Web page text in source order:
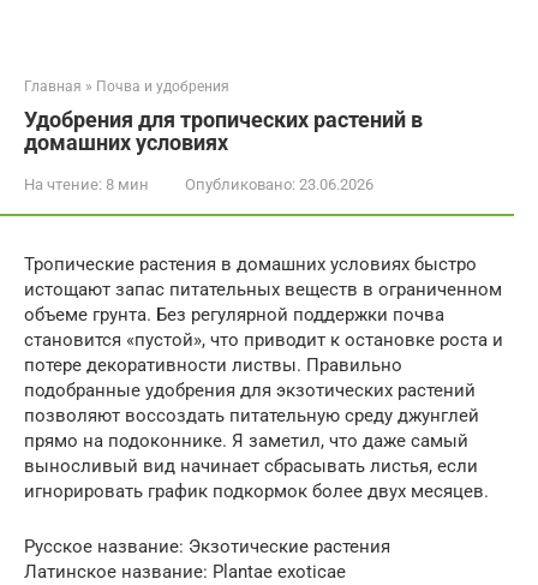
Главная » Почва и удобрения
Удобрения для тропических растений в
домашних условиях
На чтение: 8 мин Опубликовано: 23.06.2026
Тропические растения в домашних условиях быстро
истощают запас питательных веществ в ограниченном
объеме грунта. Без регулярной поддержки почва
становится «пустой», что приводит к остановке роста и
потере декоративности листвы. Правильно
подобранные удобрения для экзотических растений
позволяют воссоздать питательную среду джунглей
прямо на подоконнике. Я заметил, что даже самый
выносливый вид начинает сбрасывать листья, если
игнорировать график подкормок более двух месяцев.
Русское название: Экзотические растения
Латинское название: Plantae exoticae